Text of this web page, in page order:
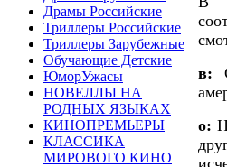
Драмы Российские
Триллеры Российские
Триллеры Зарубежные
Обучающие Детские
ЮморУжасы
НОВЕЛЛЫ НА
РОДНЫХ ЯЗЫКАХ
КИНОПРЕМЬЕРЫ
КЛАССИКА
МИРОВОГО КИНО
в:
о: